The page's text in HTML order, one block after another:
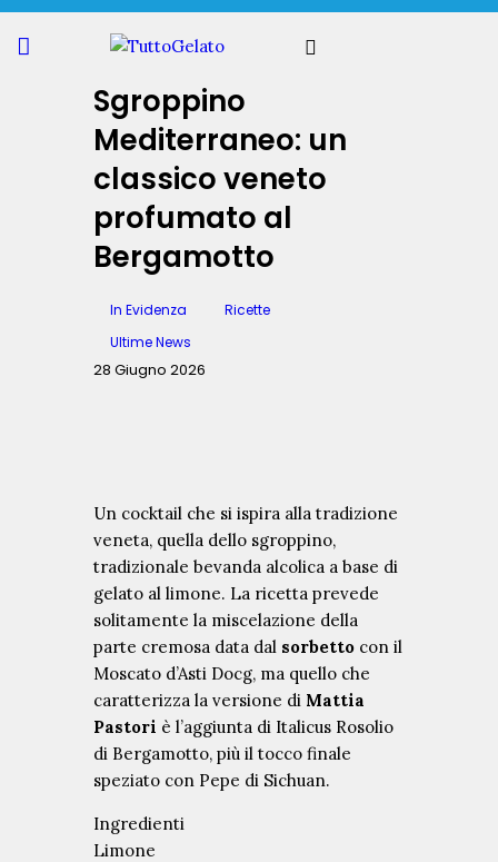
Sgroppino
Mediterraneo: un
classico veneto
profumato al
Bergamotto
In Evidenza
Ricette
Ultime News
28 Giugno 2026
Un cocktail che si ispira alla tradizione
veneta, quella dello sgroppino,
tradizionale bevanda alcolica a base di
gelato al limone. La ricetta prevede
solitamente la miscelazione della
parte cremosa data dal sorbetto con il
Moscato d’Asti Docg, ma quello che
caratterizza la versione di Mattia
Pastori è l’aggiunta di Italicus Rosolio
di Bergamotto, più il tocco finale
speziato con Pepe di Sichuan.
Ingredienti
Limone